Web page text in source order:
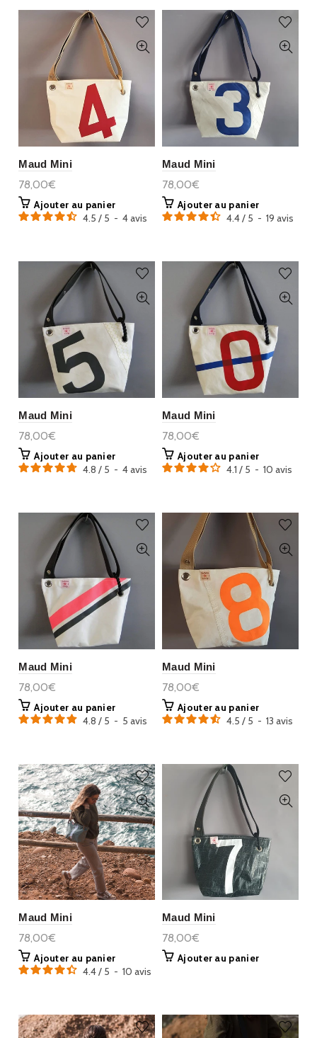
Maud Mini
78,00€
Ajouter au panier
4.5 / 5 - 4avis
Maud Mini
78,00€
Ajouter au panier
4.4/ 5 - 19 avis
Maud Mini
78,00€
Ajouter au panier
4.8 / 5 - 4avis
Maud Mini
78,00€
Ajouter au panier
4.1 / 5 - 10 avis
Maud Mini
78,00€
Ajouter au panier
4.8 / 5 - 5avis
Maud Mini
78,00€
Ajouter au panier
4.5 / 5 - 13 avis
Maud Mini
78,00€
Ajouter au panier
4.4/ 5 - 10avis
Maud Mini
78,00€
Ajouter au panier